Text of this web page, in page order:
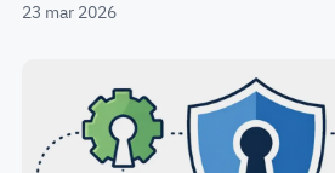
23 mar 2026